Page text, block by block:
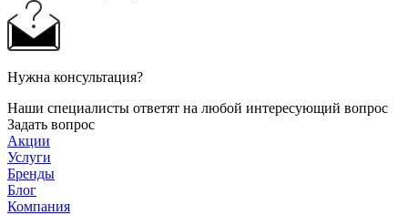
Нужна консультация?
Наши специалисты ответят на любой интересующий вопрос
Задать вопрос
Акции
Услуги
Бренды
Блог
Компания